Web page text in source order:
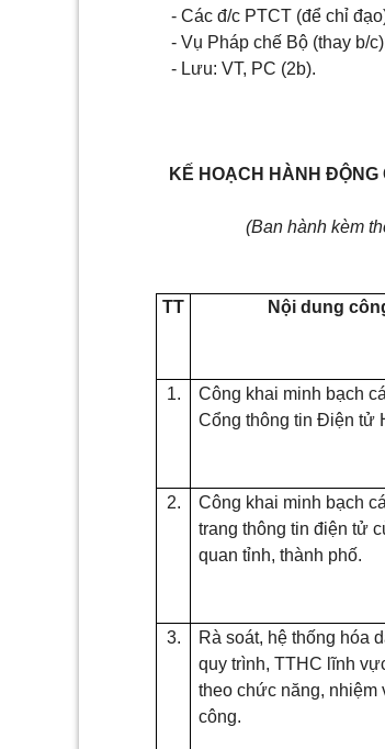
- Các đ/c PTCT (để chỉ
- Vụ Pháp chế Bộ (thay b/
- Lưu: VT, PC (2b).
KẾ HOẠCH HÀNH ĐỘNG
(Ban hành kèm
TT Nội dung
1.
Công khai minh bạch
Cổng thông tin Điện tử
2.
Công khai minh bạch
trang thông tin điện tử
quan tỉnh, thành phố.
3.
Rà soát, hệ thống hóa
quy trình, TTHC lĩnh
theo chức năng, nhiệm
công.